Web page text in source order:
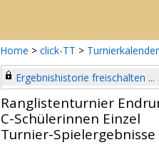
Home > click-TT > Turnierkalender
Ergebnishistorie freischalten ...
Ranglistenturnier
C-Schülerinnen Einzel
Turnier-Spielergebnisse